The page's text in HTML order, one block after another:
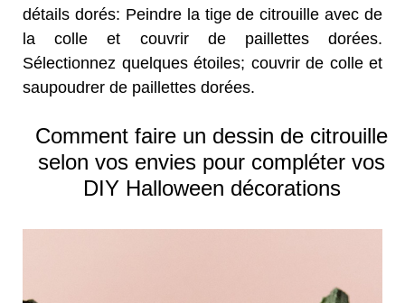
détails dorés: Peindre la tige de citrouille avec de
la colle et couvrir de paillettes dorées.
Sélectionnez quelques étoiles; couvrir de colle et
saupoudrer de paillettes dorées.
Comment faire un dessin de citrouille
selon vos envies pour compléter vos
DIY Halloween décorations